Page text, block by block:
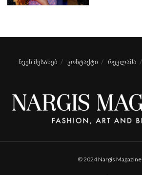
ჩვენ შესახებ კონტაქტი რეკლამა
© 2024Nargis Magazine